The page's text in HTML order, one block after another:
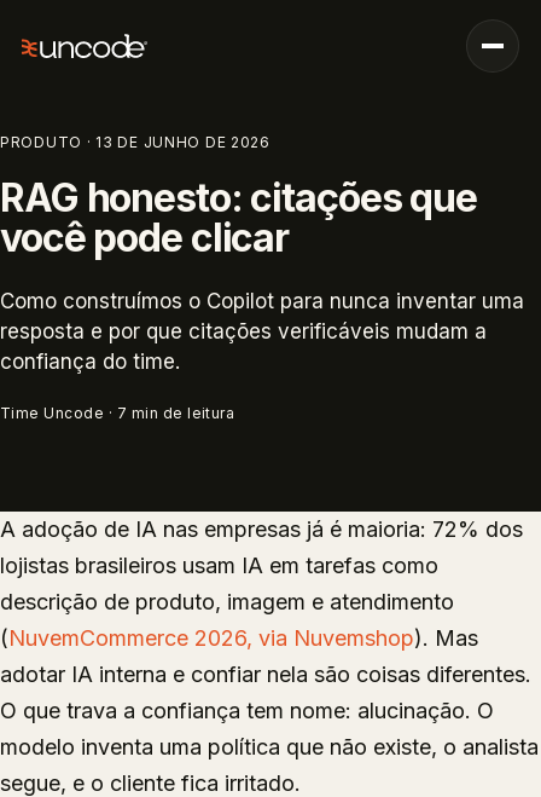
PRODUTO · 13 DE JUNHO DE 2026
RAG honesto: citações que
você pode clicar
Como construímos o Copilot para nunca inventar uma
resposta e por que citações verificáveis mudam a
confiança do time.
Time Uncode · 7 min de leitura
A adoção de IA nas empresas já é maioria: 72% dos
lojistas brasileiros usam IA em tarefas como
descrição de produto, imagem e atendimento
(NuvemCommerce 2026, via Nuvemshop). Mas
adotar IA interna e confiar nela são coisas diferentes.
O que trava a confiança tem nome: alucinação. O
modelo inventa uma política que não existe, o analista
segue, e o cliente fica irritado.